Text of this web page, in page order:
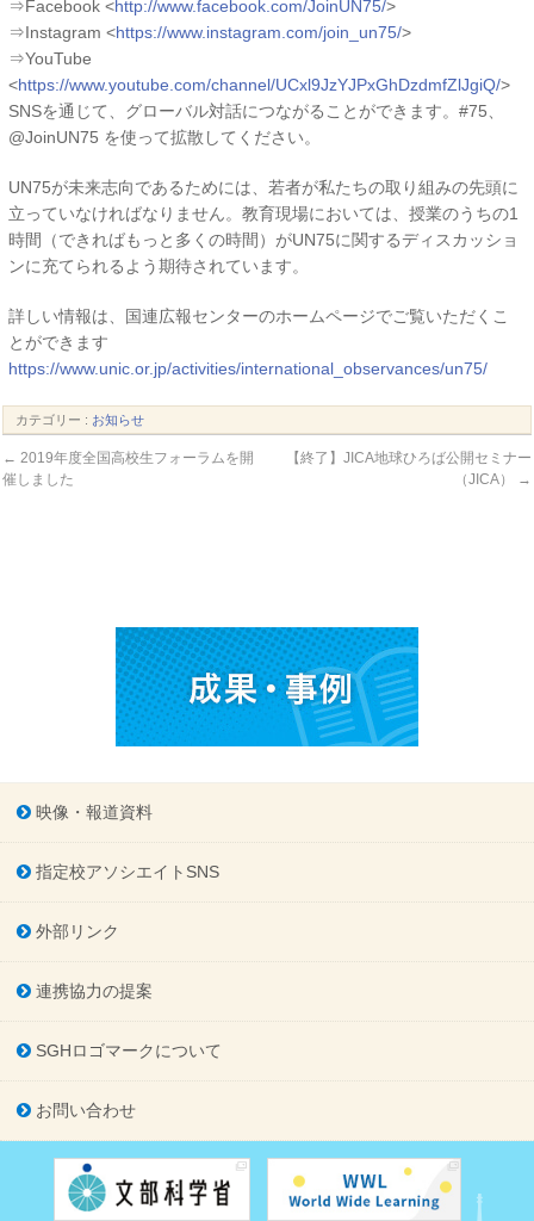
⇒Facebook <http://www.facebook.com/JoinUN75/>
⇒Instagram <https://www.instagram.com/join_un75/>
⇒YouTube
<https://www.youtube.com/channel/UCxl9JzYJPxGhDzdmfZlJgiQ/>
SNSを通じて、グローバル対話につながることができます。#75、
@JoinUN75 を使って拡散してください。
UN75が未来志向であるためには、若者が私たちの取り組みの先頭に
立っていなければなりません。教育現場においては、授業のうちの1
時間（できればもっと多くの時間）がUN75に関するディスカッショ
ンに充てられるよう期待されています。
詳しい情報は、国連広報センターのホームページでご覧いただくこ
とができます
https://www.unic.or.jp/activities/international_observances/un75/
カテゴリー : お知らせ
← 2019年度全国高校生フォーラムを開
催しました
【終了】JICA地球ひろば公開セミナー
（JICA）
→
映像・報道資料
指定校アソシエイトSNS
外部リンク
連携協力の提案
SGHロゴマークについて
お問い合わせ